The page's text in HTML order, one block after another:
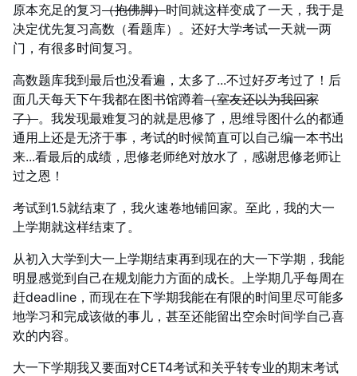
原本充足的复习（抱佛脚）时间就这样变成了一天，我于是
决定优先复习高数（看题库）。还好大学考试一天就一两
门，有很多时间复习。
高数题库我到最后也没看遍，太多了...不过好歹考过了！后
面几天每天下午我都在图书馆蹲着（室友还以为我回家
了）。我发现最难复习的就是思修了，思维导图什么的都通
通用上还是无济于事，考试的时候简直可以自己编一本书出
来...看最后的成绩，思修老师绝对放水了，感谢思修老师让
过之恩！
考试到1.5就结束了，我火速卷地铺回家。至此，我的大一
上学期就这样结束了。
从初入大学到大一上学期结束再到现在的大一下学期，我能
明显感觉到自己在规划能力方面的成长。上学期几乎每周在
赶deadline，而现在在下学期我能在有限的时间里尽可能多
地学习和完成该做的事儿，甚至还能留出空余时间学自己喜
欢的内容。
大一下学期我又要面对CET4考试和关乎转专业的期末考试